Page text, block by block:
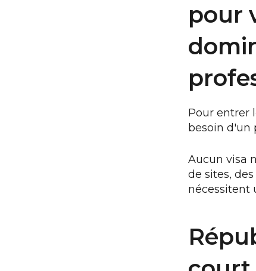
pour
Pour entrer
besoin d'un
Aucun visa
de sites,
nécessitent